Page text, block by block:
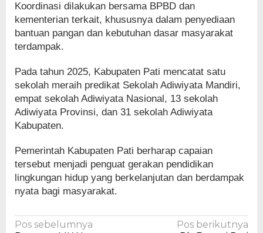
Koordinasi dilakukan bersama BPBD dan
kementerian terkait, khususnya dalam penyediaan
bantuan pangan dan kebutuhan dasar masyarakat
terdampak.
Pada tahun 2025, Kabupaten Pati mencatat satu
sekolah meraih predikat Sekolah Adiwiyata Mandiri,
empat sekolah Adiwiyata Nasional, 13 sekolah
Adiwiyata Provinsi, dan 31 sekolah Adiwiyata
Kabupaten.
Pemerintah Kabupaten Pati berharap capaian
tersebut menjadi penguat gerakan pendidikan
lingkungan hidup yang berkelanjutan dan berdampak
nyata bagi masyarakat.
Navigasi
Pos sebelumnya
Pos berikutnya